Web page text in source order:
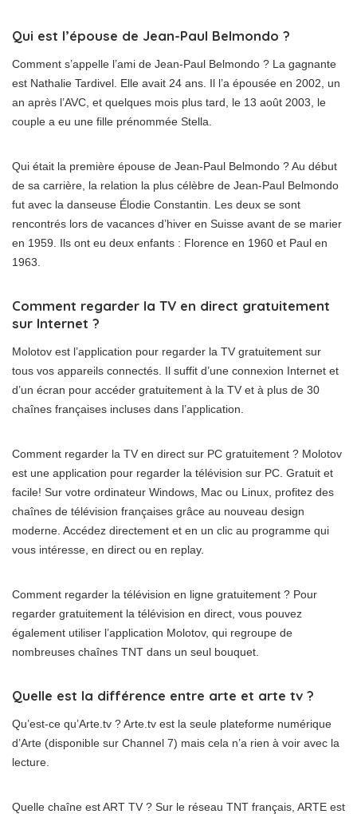
Qui est l’épouse de Jean-Paul Belmondo ?
Comment s’appelle l’ami de Jean-Paul Belmondo ? La gagnante
est Nathalie Tardivel. Elle avait 24 ans. Il l’a épousée en 2002, un
an après l’AVC, et quelques mois plus tard, le 13 août 2003, le
couple a eu une fille prénommée Stella.
Qui était la première épouse de Jean-Paul Belmondo ? Au début
de sa carrière, la relation la plus célèbre de Jean-Paul Belmondo
fut avec la danseuse Élodie Constantin. Les deux se sont
rencontrés lors de vacances d’hiver en Suisse avant de se marier
en 1959. Ils ont eu deux enfants : Florence en 1960 et Paul en
1963.
Comment regarder la TV en direct gratuitement
sur Internet ?
Molotov est l’application pour regarder la TV gratuitement sur
tous vos appareils connectés. Il suffit d’une connexion Internet et
d’un écran pour accéder gratuitement à la TV et à plus de 30
chaînes françaises incluses dans l’application.
Comment regarder la TV en direct sur PC gratuitement ? Molotov
est une application pour regarder la télévision sur PC. Gratuit et
facile! Sur votre ordinateur Windows, Mac ou Linux, profitez des
chaînes de télévision françaises grâce au nouveau design
moderne. Accédez directement et en un clic au programme qui
vous intéresse, en direct ou en replay.
Comment regarder la télévision en ligne gratuitement ? Pour
regarder gratuitement la télévision en direct, vous pouvez
également utiliser l’application Molotov, qui regroupe de
nombreuses chaînes TNT dans un seul bouquet.
Quelle est la différence entre arte et arte tv ?
Qu’est-ce qu’Arte.tv ? Arte.tv est la seule plateforme numérique
d’Arte (disponible sur Channel 7) mais cela n’a rien à voir avec la
lecture.
Quelle chaîne est ART TV ? Sur le réseau TNT français, ARTE est